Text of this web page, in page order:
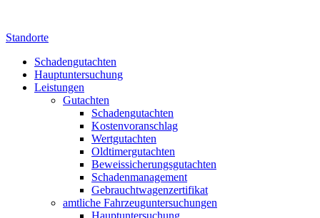
Standorte
Schadengutachten
Hauptuntersuchung
Leistungen
Gutachten
Schadengutachten
Kostenvoranschlag
Wertgutachten
Oldtimergutachten
Beweissicherungsgutachten
Schadenmanagement
Gebrauchtwagenzertifikat
amtliche Fahrzeuguntersuchungen
Hauptuntersuchung